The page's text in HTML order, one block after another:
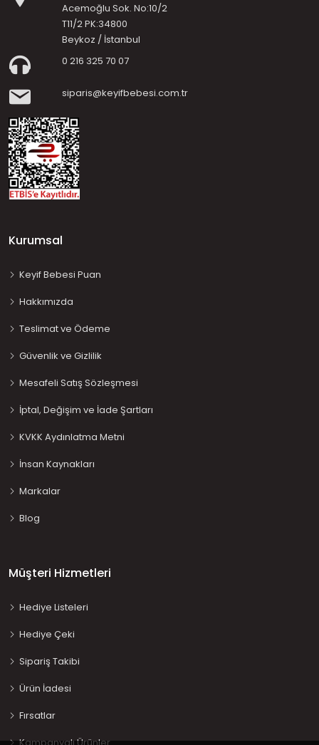
Acemoğlu Sok. No:10/2
T11/2 PK:34800
Beykoz / İstanbul
0 216 325 70 07
siparis@keyifbebesi.com.tr
Kurumsal
Keyif Bebesi Puan
Hakkımızda
Teslimat ve Ödeme
Güvenlik ve Gizlilik
Mesafeli Satış Sözleşmesi
İptal, Değişim ve İade Şartları
KVKK Aydınlatma Metni
İnsan Kaynakları
Markalar
Blog
Müşteri Hizmetleri
Hediye Listeleri
Hediye Çeki
Sipariş Takibi
Ürün İadesi
Fırsatlar